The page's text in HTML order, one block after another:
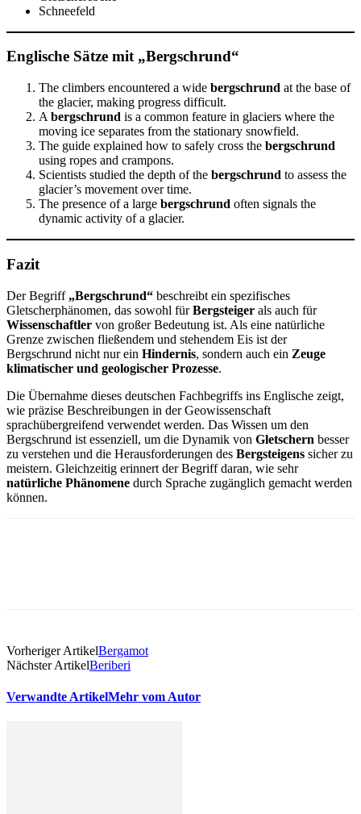
Schneefeld
Englische Sätze mit „Bergschrund“
The climbers encountered a wide bergschrund at the base of
the glacier, making progress difficult.
A bergschrund is a common feature in glaciers where the
moving ice separates from the stationary snowfield.
The guide explained how to safely cross the bergschrund
using ropes and crampons.
Scientists studied the depth of the bergschrund to assess the
glacier’s movement over time.
The presence of a large bergschrund often signals the
dynamic activity of a glacier.
Fazit
Der Begriff „Bergschrund“ beschreibt ein spezifisches
Gletscherphänomen, das sowohl fürBergsteiger als auch für
Wissenschaftler von großer Bedeutung ist. Als eine natürliche
Grenze zwischen fließendem und stehendem Eis ist der
Bergschrund nicht nur ein Hindernis, sondern auch ein Zeuge
klimatischer und geologischer Prozesse.
Die Übernahme dieses deutschen Fachbegriffs ins Englische zeigt,
wie präzise Beschreibungen in der Geowissenschaft
sprachübergreifend verwendet werden. Das Wissen um den
Bergschrund ist essenziell, um die Dynamik von Gletschern besser
zu verstehen und die Herausforderungen des Bergsteigens sicher zu
meistern. Gleichzeitig erinnert der Begriff daran, wie sehr
natürliche Phänomene durch Sprache zugänglich gemacht werden
können.
Vorheriger ArtikelBergamot
Nächster ArtikelBeriberi
Verwandte ArtikelMehr vom Autor